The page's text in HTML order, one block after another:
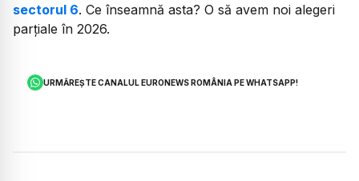
sectorul 6. Ce înseamnă asta? O să avem noi alegeri
parțiale în 2026.
URMĂREȘTE CANALUL EURONEWS ROMÂNIA PE WHATSAPP!